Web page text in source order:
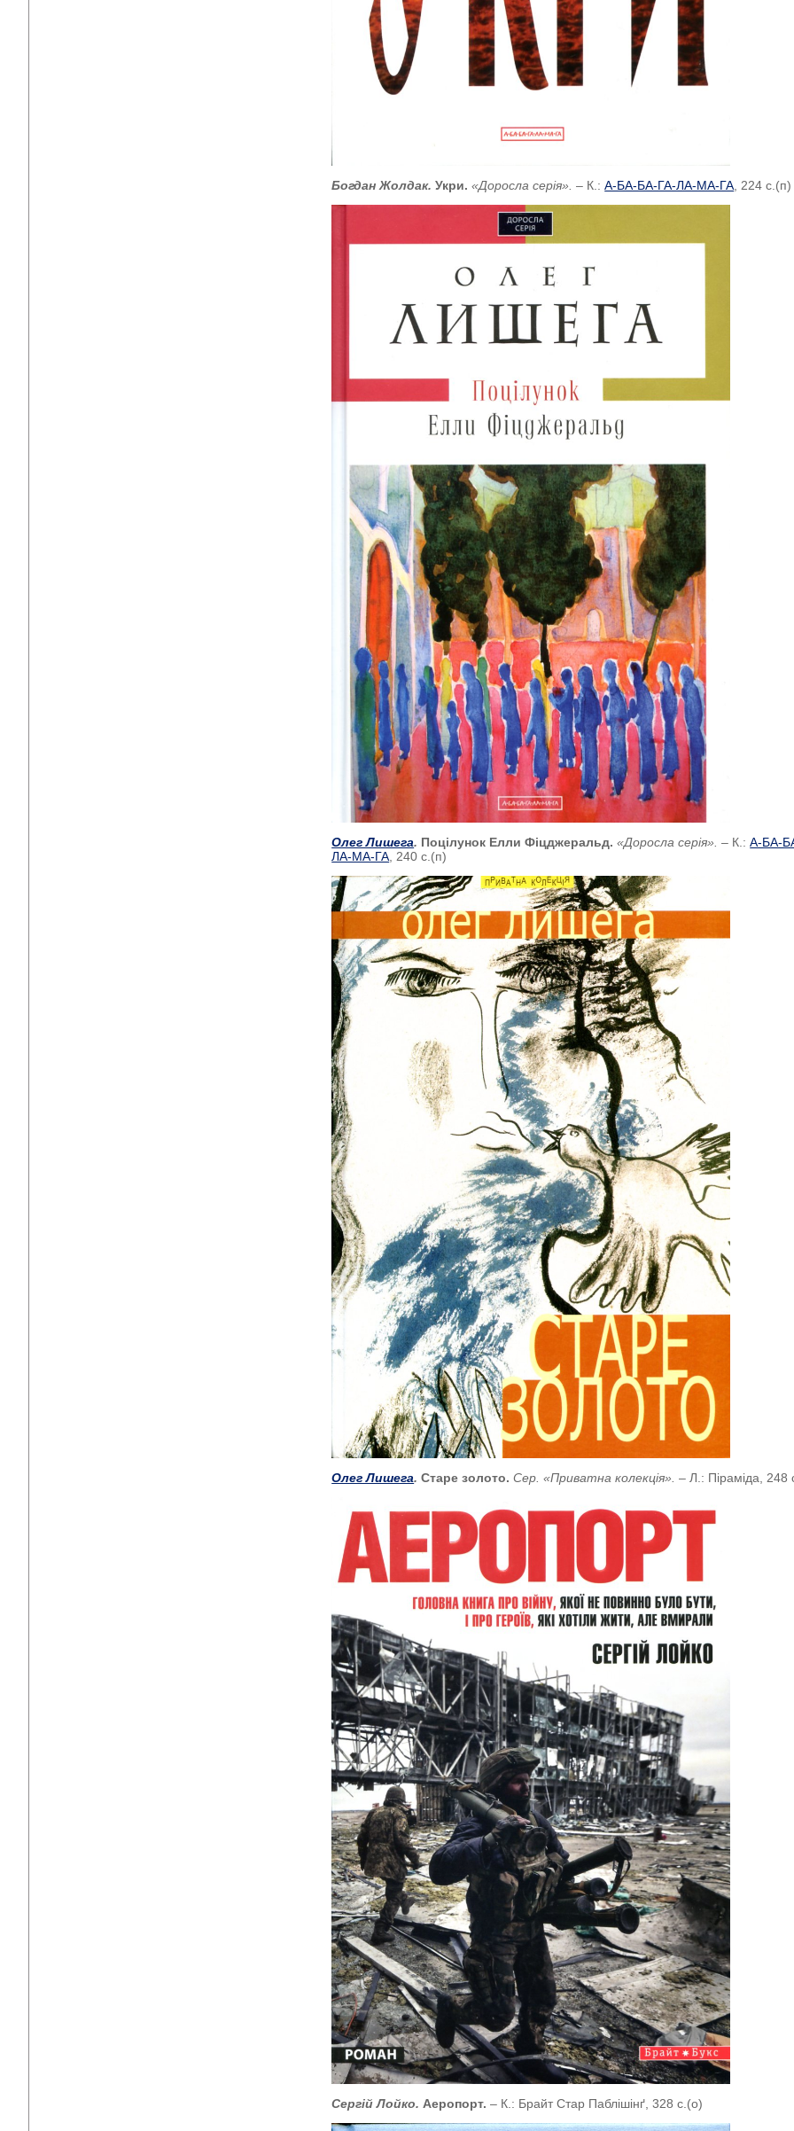
Богдан Жолдак.Укри.«Доросла серія».– К.:А-БА-БА-ГА-ЛА-МА-ГА , 224 с.(п)
Олег Лишега. Поцілунок Елли Фіцджеральд.«Доросла серія».– К.:А-БА-
ЛА-МА-ГА , 240 с.(п)
Олег Лишега.Старе золото.Сер. «Приватна колекція».– Л.: Піраміда, 248
Сергій Лойко. Аеропорт.– К.: Брайт Стар Паблішінґ, 328 с.(о)